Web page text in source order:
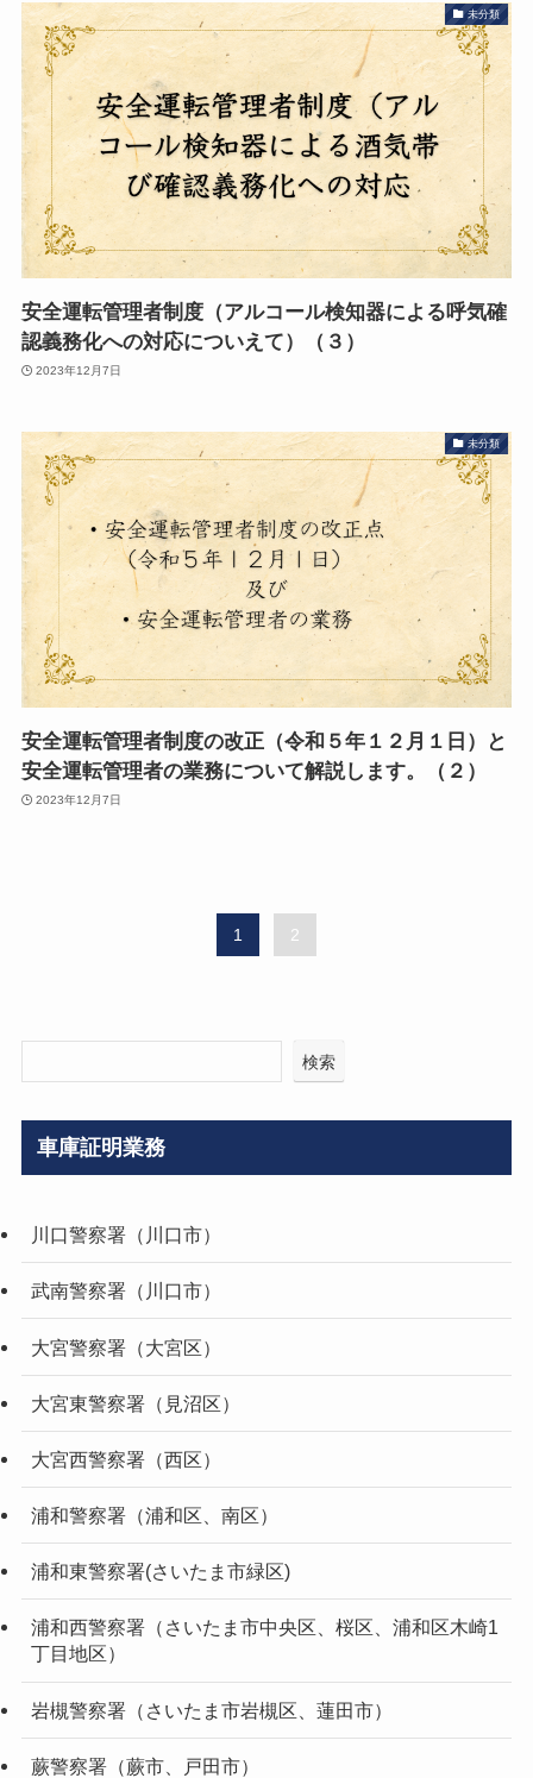
未分類
安全運転管理者制度（アルコール検知器による呼気確
認義務化への対応についえて）（３）
2023年12月7日
未分類
安全運転管理者制度の改正（令和５年１２月１日）と
安全運転管理者の業務について解説します。（２）
2023年12月7日
1 2
検索
車庫証明業務
川口警察署（川口市）
武南警察署（川口市）
大宮警察署（大宮区）
大宮東警察署（見沼区）
大宮西警察署（西区）
浦和警察署（浦和区、南区）
浦和東警察署(さいたま市緑区)
浦和西警察署（さいたま市中央区、桜区、浦和区木崎1
丁目地区）
岩槻警察署（さいたま市岩槻区、蓮田市）
蕨警察署（蕨市、戸田市）